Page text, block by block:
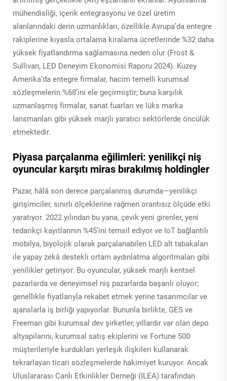
mühendisliği, içerik entegrasyonu ve özel üretim
alanlarındaki derin uzmanlıkları, özellikle Avrupa’da entegre
rakiplerine kıyasla ortalama kiralama ücretlerinde %32 daha
yüksek fiyatlandırma sağlamasına neden olur (Frost &
Sullivan, LED Deneyim Ekonomisi Raporu 2024). Kuzey
Amerika’da entegre firmalar, hacim temelli kurumsal
sözleşmelerin %68’ini ele geçirmiştir; buna karşılık
uzmanlaşmış firmalar, sanat fuarları ve lüks marka
lansmanları gibi yüksek marjlı yaratıcı sektörlerde öncülük
etmektedir.
Piyasa parçalanma eğilimleri: yenilikçi niş
oyuncular karşıtı miras bırakılmış holdingler
Pazar, hâlâ son derece parçalanmış durumda—yenilikçi
girişimciler, sınırlı ölçeklerine rağmen orantısız ölçüde etki
yaratıyor. 2022 yılından bu yana, çevik yeni girenler, yeni
tedarikçi kayıtlarının %45’ini temsil ediyor ve IoT bağlantılı
mobilya, biyolojik olarak parçalanabilen LED alt tabakaları
ile yapay zekâ destekli ortam aydınlatma algoritmaları gibi
yenilikler getiriyor. Bu oyuncular, yüksek marjlı kentsel
pazarlarda ve deneyimsel niş pazarlarda başarılı oluyor;
genellikle fiyatlarıyla rekabet etmek yerine tasarımcılar ve
ajanslarla iş birliği yapıyorlar. Bununla birlikte, GES ve
Freeman gibi kurumsal dev şirketler, yıllardır var olan depo
altyapılarını, kurumsal satış ekiplerini ve Fortune 500
müşterileriyle kurdukları yerleşik ilişkileri kullanarak
tekrarlayan ticari sözleşmelerde hakimiyet kuruyor. Ancak
Uluslararası Canlı Etkinlikler Derneği (ILEA) tarafından